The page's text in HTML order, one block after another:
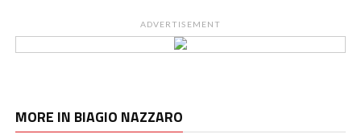
ADVERTISEMENT
MORE IN BIAGIO NAZZARO